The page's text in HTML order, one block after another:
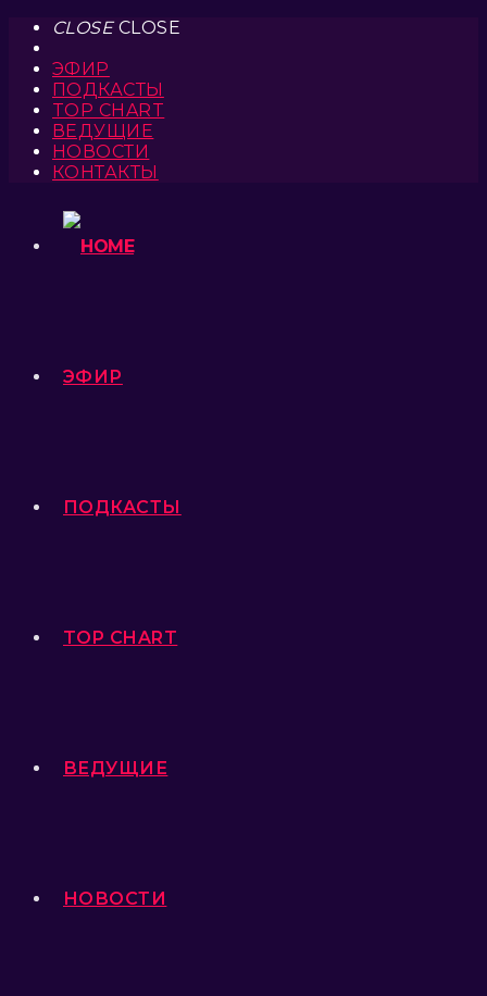
CLOSECLOSE
ЭФИР
ПОДКАСТЫ
TOP CHART
ВЕДУЩИЕ
НОВОСТИ
КОНТАКТЫ
ЭФИР
ПОДКАСТЫ
TOP CHART
ВЕДУЩИЕ
НОВОСТИ